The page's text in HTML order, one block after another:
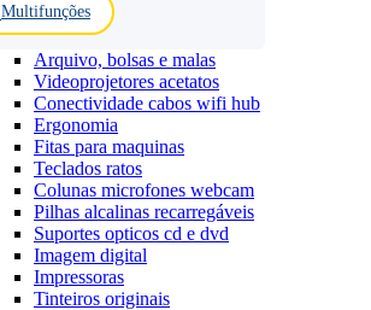
Multifunções
Arquivo, bolsas e malas
Videoprojetores acetatos
Conectividade cabos wifi hub
Ergonomia
Fitas para maquinas
Teclados ratos
Colunas microfones webcam
Pilhas alcalinas recarregáveis
Suportes opticos cd e dvd
Imagem digital
Impressoras
Tinteiros originais